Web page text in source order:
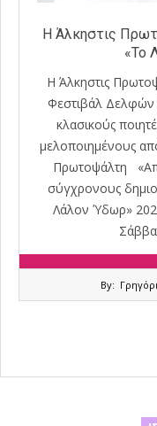
Η Άλκηστις
«Το
Η Άλκηστις
Φεστιβάλ Δελφών
κλασικούς
μελοποιημένους
Πρωτοψάλτη
σύγχρονους
Λάλον Ύδωρ»
By: